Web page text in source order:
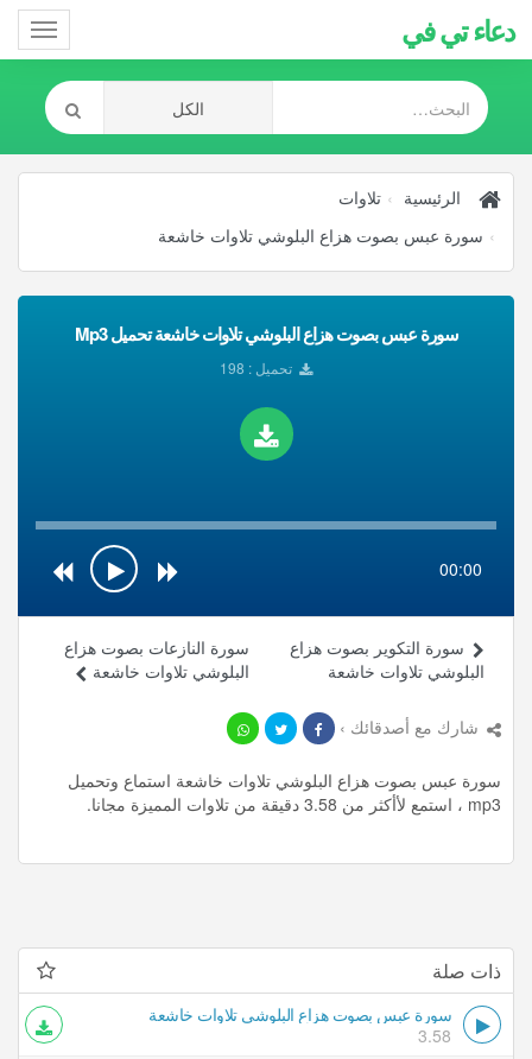
دعاء تي في
الرئيسية
تلاوات
سورة عبس بصوت هزاع البلوشي تلاوات خاشعة
سورة عبس بصوت هزاع البلوشي تلاوات خاشعة تحميل Mp3
تحميل : 198
00:00
سورة النازعات بصوت هزاع
البلوشي تلاوات خاشعة
سورة التكوير بصوت هزاع
البلوشي تلاوات خاشعة
شارك مع أصدقائك ›
سورة عبس بصوت هزاع البلوشي تلاوات خاشعة استماع وتحميل
mp3 ، استمع لأأكثر من 3.58 دقيقة من تلاوات المميزة مجانا.
ذات صلة
سورة عبس بصوت هزاع البلوشي تلاوات خاشعة
3.58